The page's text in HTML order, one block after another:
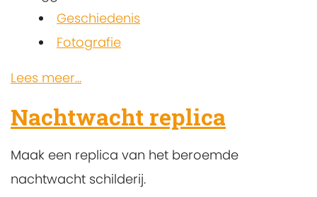
Geschiedenis
Fotografie
Lees meer...
Nachtwacht replica
Maak een replica van het beroemde
nachtwacht schilderij.